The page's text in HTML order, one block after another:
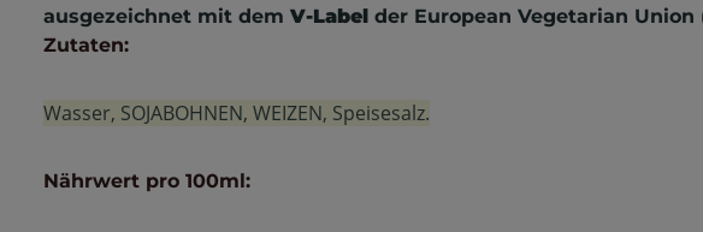
ausgezeichnet mit dem V-Label der European Vegetarian
Zutaten:
Wasser, SOJABOHNEN, WEIZEN, Speisesalz.
Nährwert pro 100ml: